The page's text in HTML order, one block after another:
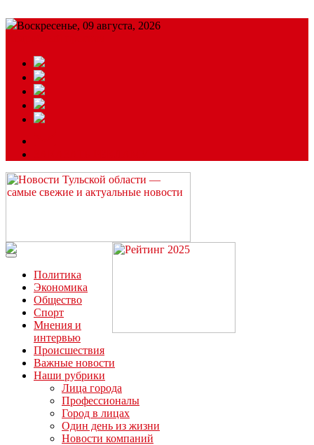
Воскресенье, 09 августа, 2026
Читайте последние новости дня в Тульской области на сайте
“ЗаНовомосковск”
Политика
Экономика
Общество
Спорт
Мнения и
интервью
Происшествия
Важные новости
Наши рубрики
Лица города
Профессионалы
Город в лицах
Один день из жизни
Новости компаний